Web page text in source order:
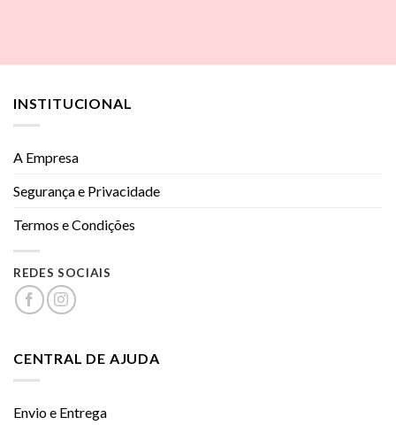
INSTITUCIONAL
A Empresa
Segurança e Privacidade
Termos e Condições
REDES SOCIAIS
CENTRAL DE AJUDA
Envio e Entrega